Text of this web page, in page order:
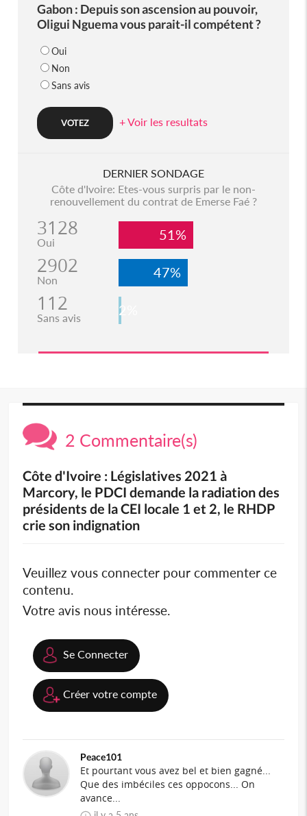
Gabon : Depuis son ascension au pouvoir,
Oligui Nguema vous parait-il compétent ?
Oui
Non
Sans avis
+ Voir les resultats
DERNIER SONDAGE
Côte d'Ivoire: Etes-vous surpris par le non-
renouvellement du contrat de Emerse Faé ?
3128
Oui 51%
2902
Non 47%
112
Sans avis 2%
2 Commentaire(s)
Côte d'Ivoire : Législatives 2021 à
Marcory, le PDCI demande la radiation des
présidents de la CEI locale 1 et 2, le RHDP
crie son indignation
Veuillez vous connecter pour commenter ce
contenu.
Votre avis nous intéresse.
Se Connecter
Créer votre compte
Peace101
Et pourtant vous avez bel et bien gagné...
Que des imbéciles ces oppocons... On
avance...